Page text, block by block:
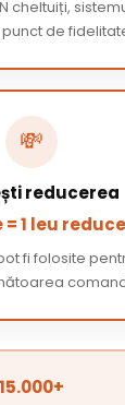
cheltuiți,
de
💸
reducerea
= 1 leu
fi folosite
15.000+